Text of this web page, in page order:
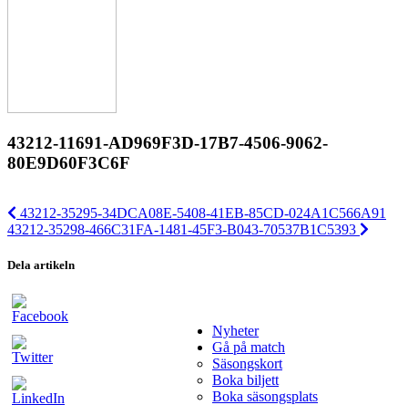
43212-11691-AD969F3D-17B7-4506-9062-
80E9D60F3C6F
43212-35295-34DCA08E-5408-41EB-85CD-024A1C566A91
43212-35298-466C31FA-1481-45F3-B043-70537B1C5393
Dela artikeln
Nyheter
Gå på match
Säsongskort
Boka biljett
Boka säsongsplats